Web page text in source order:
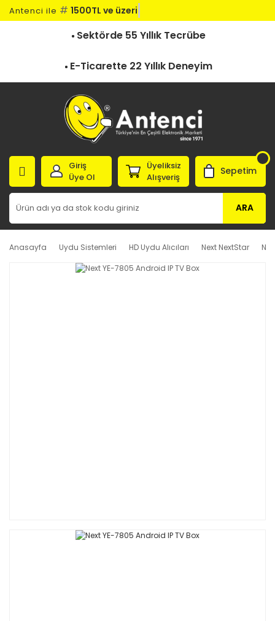
Antenci ile # 1500TL ve üzeri k
Sektörde 55 Yıllık Tecrübe
E-Ticarette 22 Yıllık Deneyim
ARA
Giriş
Üye Ol
Üyeliksiz
Alışveriş
Sepetim
Anasayfa Uydu Sistemleri HD Uydu Alıcıları Next NextStar